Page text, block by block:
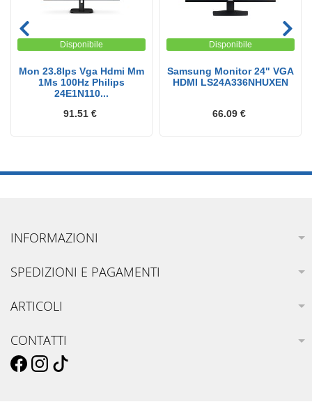
Disponibile
Mon 23.8Ips Vga Hdmi Mm
1Ms 100Hz Philips
24E1N110...
91.51 €
Disponibile
Samsung Monitor 24" VGA
HDMI LS24A336NHUXEN
66.09 €
INFORMAZIONI
SPEDIZIONI E PAGAMENTI
ARTICOLI
CONTATTI